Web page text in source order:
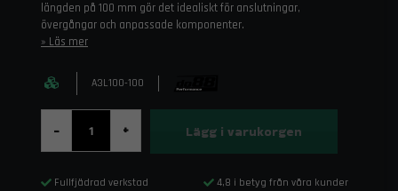
längden på 100 mm gör det idealiskt för anslutningar,
övergångar och anpassade komponenter.
Läs mer
A3L100-100
- + Lägg i varukorgen
Fullfjädrad verkstad
4,8 i betyg från våra kunder